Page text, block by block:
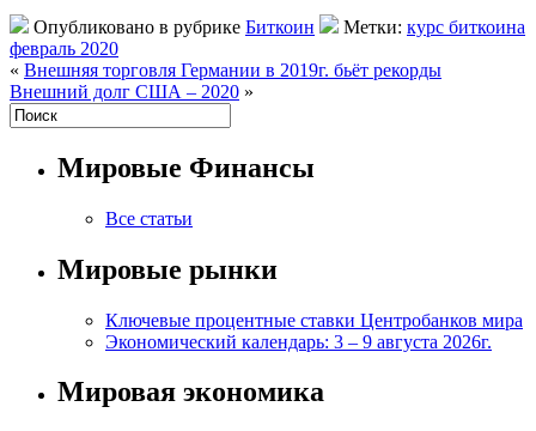
Опубликовано в рубрике Биткоин Метки: курс биткоина
февраль 2020
« Внешняя торговля Германии в 2019г. бьёт рекорды
Внешний долг США – 2020 »
Мировые Финансы
Все статьи
Мировые рынки
Ключевые процентные ставки Центробанков мира
Экономический календарь: 3 – 9 августа 2026г.
Мировая экономика